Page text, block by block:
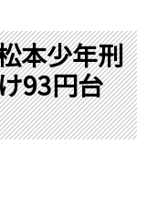
源諮問(北京)
Media(韓国語)
本少年刑
93円台